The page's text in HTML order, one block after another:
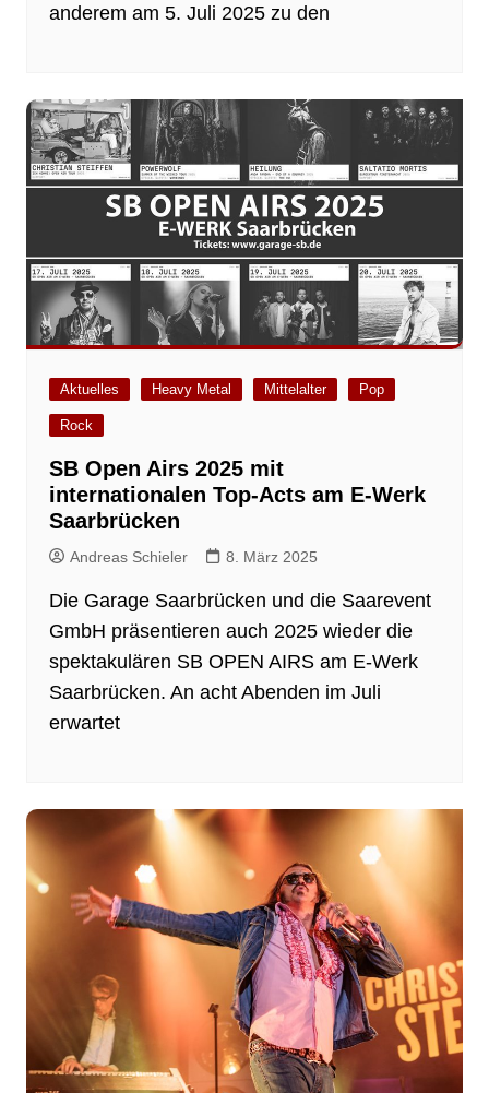
anderem am 5. Juli 2025 zu den
Aktuelles Heavy Metal Mittelalter Pop
Rock
SB Open Airs 2025 mit
internationalen Top-Acts am E-Werk
Saarbrücken
Andreas Schieler 8. März 2025
Die Garage Saarbrücken und die Saarevent
GmbH präsentieren auch 2025 wieder die
spektakulären SB OPEN AIRS am E-Werk
Saarbrücken. An acht Abenden im Juli
erwartet